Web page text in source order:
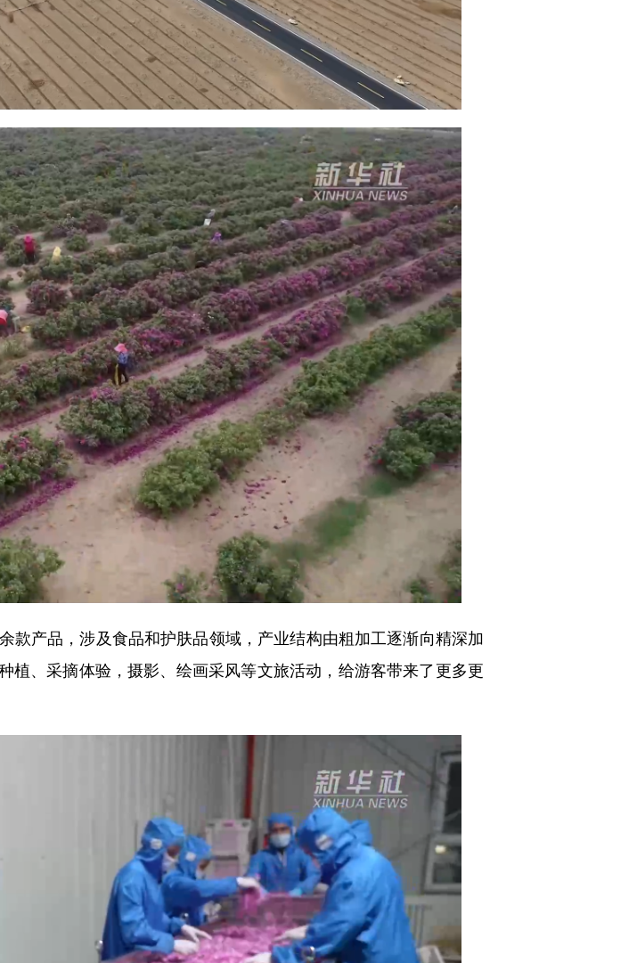
产品，涉及食品和护肤品领域，产业结构由粗加工逐渐向精深加
、采摘体验，摄影、绘画采风等文旅活动，给游客带来了更多更